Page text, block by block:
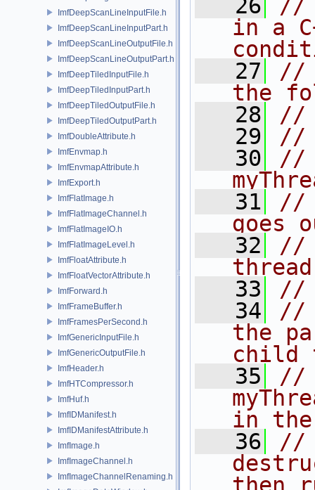
ImfDeepScanLineInputFile.h
ImfDeepScanLineInputPart.h
ImfDeepScanLineOutputFile.h
ImfDeepScanLineOutputPart.h
ImfDeepTiledInputFile.h
ImfDeepTiledInputPart.h
ImfDeepTiledOutputFile.h
ImfDeepTiledOutputPart.h
ImfDoubleAttribute.h
ImfEnvmap.h
ImfEnvmapAttribute.h
ImfExport.h
ImfFlatImage.h
ImfFlatImageChannel.h
ImfFlatImageIO.h
ImfFlatImageLevel.h
ImfFloatAttribute.h
ImfFloatVectorAttribute.h
ImfForward.h
ImfFrameBuffer.h
ImfFramesPerSecond.h
ImfGenericInputFile.h
ImfGenericOutputFile.h
ImfHeader.h
ImfHTCompressor.h
ImfHuf.h
ImfIDManifest.h
ImfIDManifestAttribute.h
ImfImage.h
ImfImageChannel.h
ImfImageChannelRenaming.h
   26
//
in a
   27
//
the
   28
//
   29
//
   30
//
   31
//
goes
   32
//
   33
//
   34
//
the
child
   35
//
in the
   36
//